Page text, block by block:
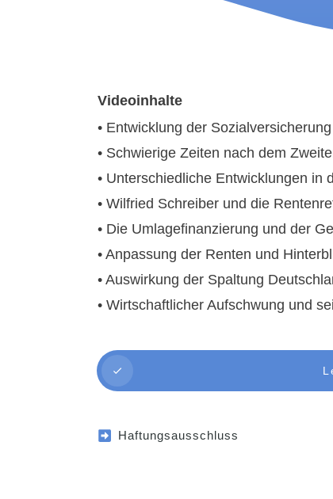
Videoinhalte
• Entwicklung der
• Schwierige Zeiten nach dem
• Unterschiedliche Entwicklungen in
• Wilfried Schreiber und die
• Die Umlagefinanzierung und der
• Anpassung der Renten und
• Auswirkung der Spaltung
• Wirtschaftlicher Aufschwung und
Haftungsausschluss